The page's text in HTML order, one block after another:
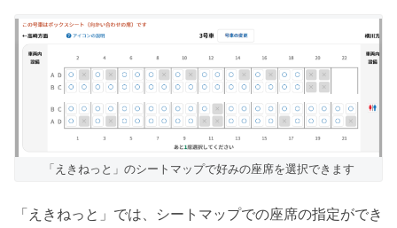
「えきねっと」のシートマップで好みの座席を選択できます
「えきねっと」では、シートマップでの座席の指定ができ